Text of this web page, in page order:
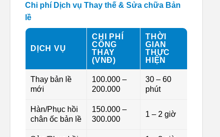
Chi phí Dịch vụ Thay thế & Sửa chữa Bản
lề
DỊCH VỤ
CHI PHÍ
CÔNG
THAY
(VNĐ)
THỜI
GIAN
THỰC
HIỆN
Thay bản lề
mới
100.000 –
200.000
30 – 60
phút
Hàn/Phục hồi
chân ốc bản lề
150.000 –
300.000
1 – 2 giờ